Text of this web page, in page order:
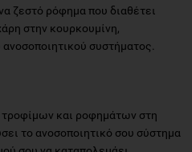
ζεστό ρόφημα που διαθέτει
στην κουρκουμίνη,
συστήματος.
και ροφημάτων στη
το ανοσοποιητικό σου σύστημα